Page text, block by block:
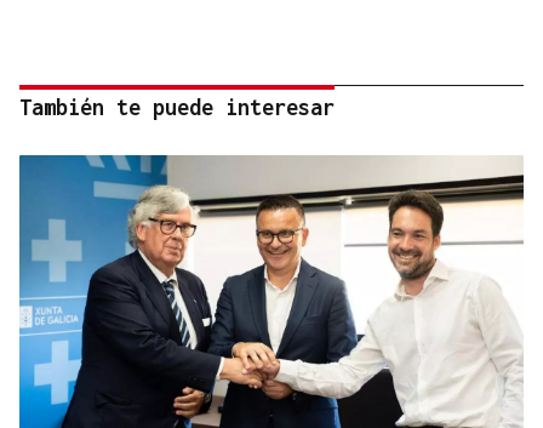
También te puede interesar